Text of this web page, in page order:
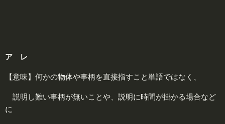
ア レ
【意味】何かの物体や事柄を直接指すこと単語ではなく、
説明し難い事柄が無いことや、説明に時間が掛かる場合など
に